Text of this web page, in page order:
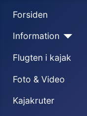
Forsiden
Information
Flugten i kajak
Foto & Video
Kajakruter